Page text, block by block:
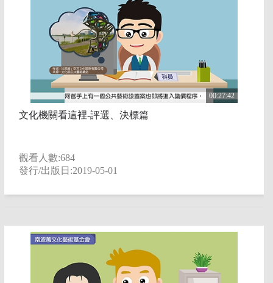
00:27:42
文化機關看這裡-評選、決標篇
觀看人數:684
發行/出版日:2019-05-01